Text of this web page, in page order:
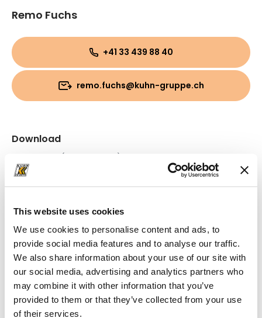
This website uses cookies
We use cookies to personalise content and ads, to
provide social media features and to analyse our traffic.
We also share information about your use of our site with
our social media, advertising and analytics partners who
may combine it with other information that you’ve
provided to them or that they’ve collected from your use
of their services.
Remo Fuchs
+41 33 439 88 40
remo.fuchs@kuhn-gruppe.ch
Download
(PDF, 607.59 KB)